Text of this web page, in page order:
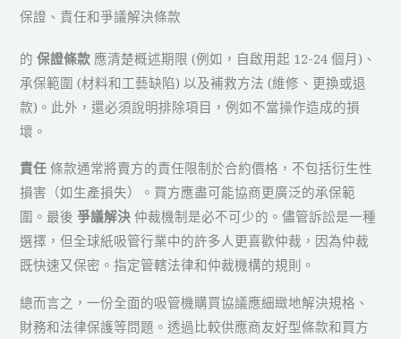
保證、責任和爭議解決條款
的保證條款 應清楚概述期限 (例如，自啟用起 12-24 個月)、
承保範圍 (材料和工藝缺陷) 以及補救方法 (維修、更換或退
款)。此外，還必須說明排除項目，例如不當操作造成的損
壞。
責任 條款通常將賣方的責任限制於合約價格，不包括衍生性
損害（如生產損失）。買方應盡可能協商更廣泛的承保範
圍。最後爭議解決 仲裁機制是必不可少的。儘管訴訟是一種
選擇，但全球紙吸管行業中的許多人更喜歡仲裁，因為仲裁
既快速又保密。指定管轄法律和仲裁機構的規則。
總而言之，一份全面的吸管機購買協議應細緻地解決規格、
財務和法律保護等問題。透過比較供應商友好型條款和買方